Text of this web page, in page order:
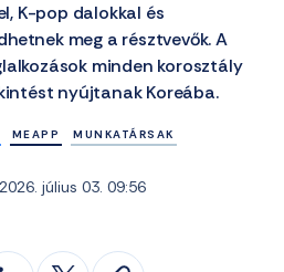
K-pop dalokkal és
meg a résztvevők. A
minden korosztály
nyújtanak Koreába.
MEAPP MUNKATÁRSAK
július 03. 09:56